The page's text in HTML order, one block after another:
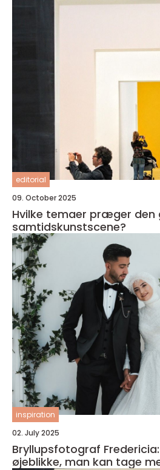
editorial
09. October 2025
Hvilke temaer præger den
samtidskunstscene?
inspiration
02. July 2025
Bryllupsfotograf
øjeblikke, man kan tage